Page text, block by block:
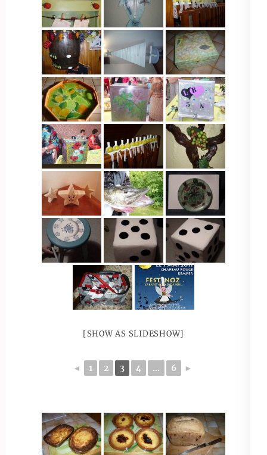
[SHOW AS SLIDESHOW]
◄ 1 2 3 4 ... 6 ►